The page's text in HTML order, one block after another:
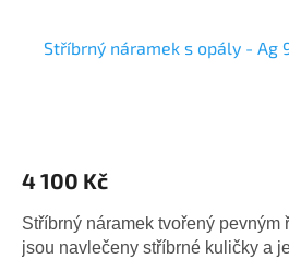
Stříbrný náramek s opály - Ag
4 100 Kč
Stříbrný náramek tvořený pevným
jsou navlečeny stříbrné kuličky a